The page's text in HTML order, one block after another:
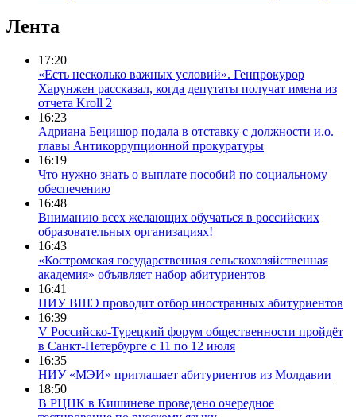
Лента
17:20
«Есть несколько важных условий». Генпрокурор
Харунжен рассказал, когда депутаты получат имена из
отчета Kroll 2
16:23
Адриана Бецишор подала в отставку с должности и.о.
главы Антикоррупционной прокуратуры
16:19
Что нужно знать о выплате пособий по социальному
обеспечению
16:48
Вниманию всех желающих обучаться в российских
образовательных организациях!
16:43
«Костромская государственная сельскохозяйственная
академия» объявляет набор абитуриентов
16:41
НИУ ВШЭ проводит отбор иностранных абитуриентов
16:39
V Российско-Турецкий форум общественности пройдёт
в Санкт-Петербурге с 11 по 12 июля
16:35
НИУ «МЭИ» приглашает абитуриентов из Молдавии
18:50
В РЦНК в Кишиневе проведено очередное